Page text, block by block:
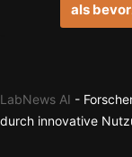
als
LabNews AI -
durch innovative